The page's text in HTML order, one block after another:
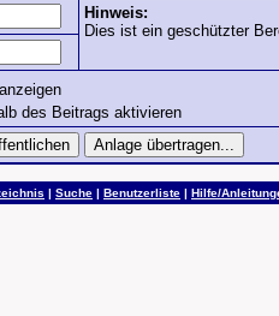
Hinweis:
Dies ist ein geschützter
des Beitrags aktivieren
| Suche | Benutzerliste | Hilfe/